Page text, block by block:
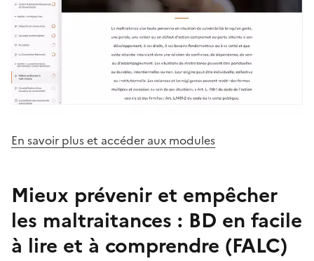
En savoir plus et accéder aux modules
Mieux prévenir et empêcher
les maltraitances : BD en facile
à lire et à comprendre (FALC)